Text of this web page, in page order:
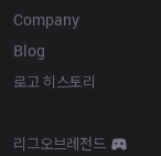
Company
Blog
로고 히스토리
리그오브레전드